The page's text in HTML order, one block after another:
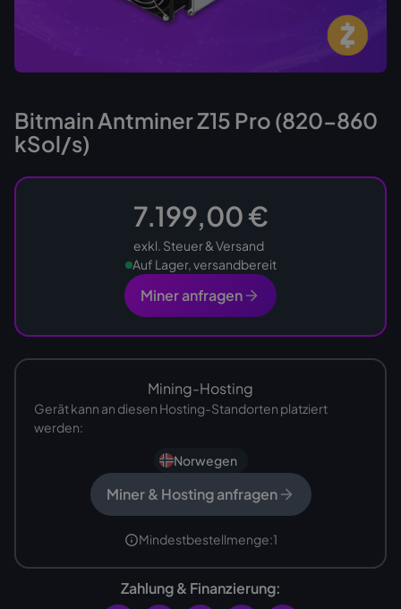
Bitmain Antminer Z15 Pro (820-860
kSol/s)
7.199,00 €
exkl. Steuer & Versand
Auf Lager, versandbereit
Miner anfragen
Mining-Hosting
Gerät kann an diesen Hosting-Standorten platziert
werden:
Norwegen
Miner & Hosting anfragen
Mindestbestellmenge:1
Zahlung & Finanzierung: